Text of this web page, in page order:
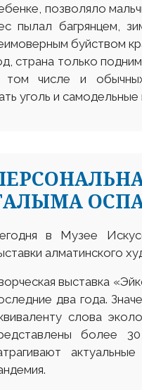
позволяло
пылал багрянцем,
буйством
страна только
числе и
уголь и самодельные
в Музее
алматинского
выставка
два года.
слова
более